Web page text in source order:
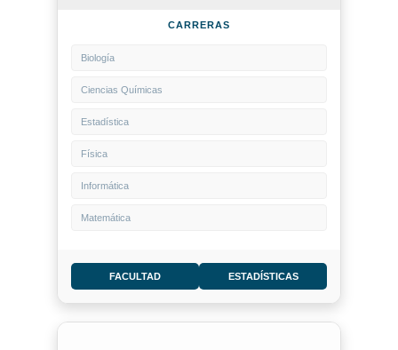
CARRERAS
Biología
Ciencias Químicas
Estadística
Física
Informática
Matemática
FACULTAD ESTADÍSTICAS